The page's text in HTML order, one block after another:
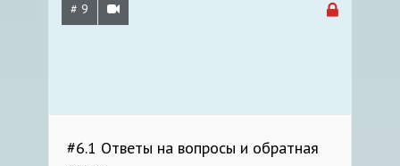
# 9
#6.1 Ответы на вопросы и обратная